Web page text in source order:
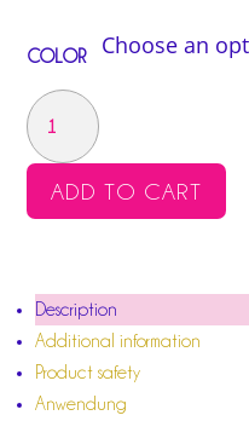
COLOR
KRISTALL-
STERN
QUANTITY
ADD TO CART
Description
Additional information
Product safety
Anwendung